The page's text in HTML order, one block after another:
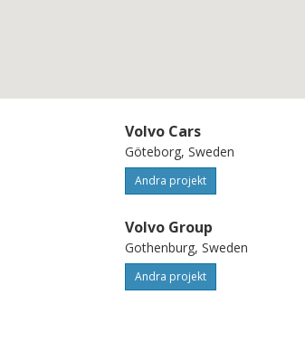
Volvo Cars
Göteborg, Sweden
Andra projekt
Volvo Group
Gothenburg, Sweden
Andra projekt